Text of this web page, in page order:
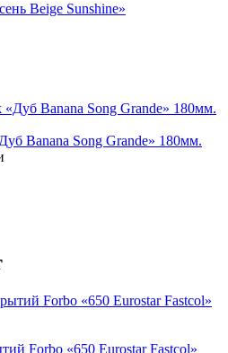
Beige Sunshine»
Banana Song Grande» 180мм.
Forbo «650 Eurostar Fastcol»